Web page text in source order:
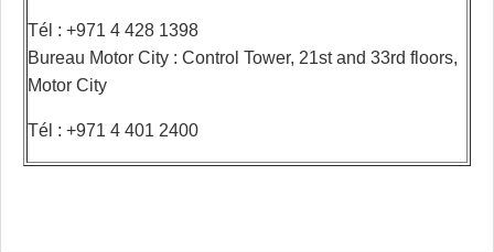
Tél : +971 4 428 1398
Bureau Motor City : Control Tower, 21st and 33rd floors,
Motor City
Tél : +971 4 401 2400